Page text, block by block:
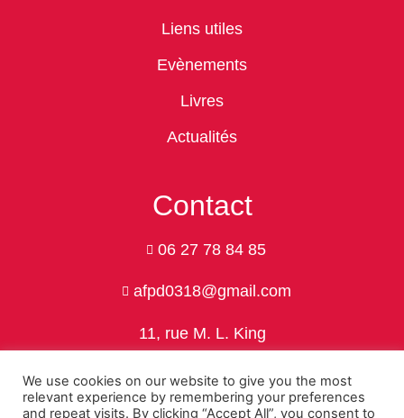
Liens utiles
Evènements
Livres
Actualités
Contact
06 27 78 84 85
afpd0318@gmail.com
11, rue M. L. King
We use cookies on our website to give you the most
relevant experience by remembering your preferences
and repeat visits. By clicking “Accept All”, you consent to